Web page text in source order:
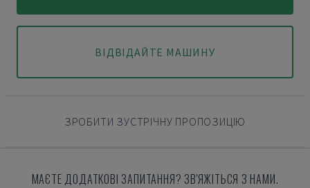
ВІДВІДАЙТЕ МАШИНУ
ЗРОБИТИ ЗУСТРІЧНУ ПРОПОЗИЦІЮ
МАЄТЕ ДОДАТКОВІ ЗАПИТАННЯ? ЗВ'ЯЖІТЬСЯ З НАМИ.